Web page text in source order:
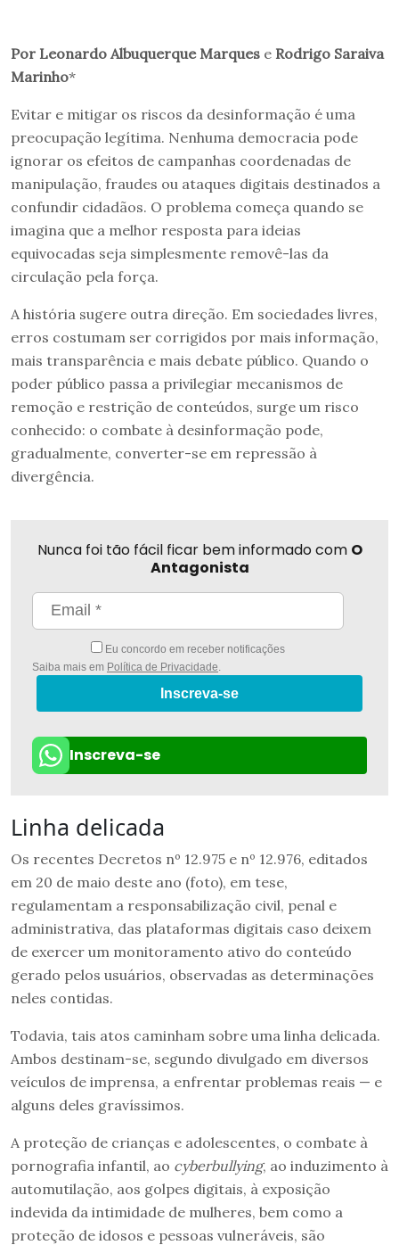
Por Leonardo Albuquerque Marques e Rodrigo Saraiva
Marinho*
Evitar e mitigar os riscos da desinformação é uma
preocupação legítima. Nenhuma democracia pode
ignorar os efeitos de campanhas coordenadas de
manipulação, fraudes ou ataques digitais destinados a
confundir cidadãos. O problema começa quando se
imagina que a melhor resposta para ideias
equivocadas seja simplesmente removê-las da
circulação pela força.
A história sugere outra direção. Em sociedades livres,
erros costumam ser corrigidos por mais informação,
mais transparência e mais debate público. Quando o
poder público passa a privilegiar mecanismos de
remoção e restrição de conteúdos, surge um risco
conhecido: o combate à desinformação pode,
gradualmente, converter-se em repressão à
divergência.
Nunca foi tão fácil ficar bem informado com O
Antagonista
Eu concordo em receber notificações
Saiba mais em Política de Privacidade
Inscreva-se
Inscreva-se
Linha delicada
Os recentes Decretos nº 12.975 e nº 12.976, editados
em 20 de maio deste ano (foto), em tese,
regulamentam a responsabilização civil, penal e
administrativa, das plataformas digitais caso deixem
de exercer um monitoramento ativo do conteúdo
gerado pelos usuários, observadas as determinações
neles contidas.
Todavia, tais atos caminham sobre uma linha delicada.
Ambos destinam-se, segundo divulgado em diversos
veículos de imprensa, a enfrentar problemas reais — e
alguns deles gravíssimos.
A proteção de crianças e adolescentes, o combate à
pornografia infantil, ao cyberbullying, ao induzimento à
automutilação, aos golpes digitais, à exposição
indevida da intimidade de mulheres, bem como a
proteção de idosos e pessoas vulneráveis, são